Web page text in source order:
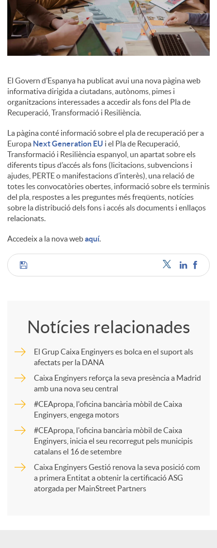
El Govern d’Espanya ha publicat avui una nova pàgina web
informativa dirigida a ciutadans, autònoms, pimes i
organitzacions interessades a accedir als fons del Pla de
Recuperació, Transformació i Resiliència.
La pàgina conté informació sobre el pla de recuperació per a
Europa Next Generation EU i el Pla de Recuperació,
Transformació i Resiliència espanyol, un apartat sobre els
diferents tipus d’accés als fons (licitacions, subvencions i
ajudes, PERTE o manifestacions d’interès), una relació de
totes les convocatòries obertes, informació sobre els terminis
del pla, respostes a les preguntes més freqüents, notícies
sobre la distribució dels fons i accés als documents i enllaços
relacionats.
Accedeix a la nova webaquí.
C
p
a
r
t
Notícies relacionades
El Grup Caixa Enginyers es bolca en el suport als
afectats per la DANA
Caixa Enginyers reforça la seva presència a Madrid
amb una nova seu central
#CEApropa, l'oficina bancària mòbil de Caixa
Enginyers, engega motors
#CEApropa, l'oficina bancària mòbil de Caixa
Enginyers, inicia el seu recorregut pels municipis
catalans el 16 de setembre
Caixa Enginyers Gestió renova la seva posició com
a primera Entitat a obtenir la certificació ASG
atorgada per MainStreet Partners